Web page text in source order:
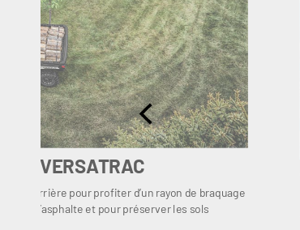
VERSATRAC
arrière pour profiter d’un rayon de braquage
sur l’asphalte et pour préserver les sols